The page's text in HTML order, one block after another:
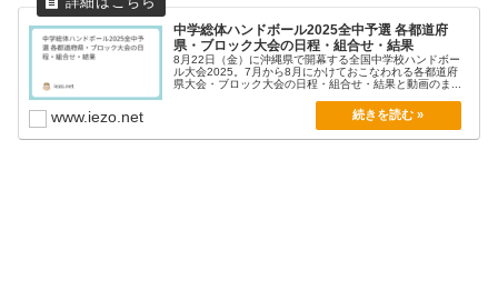
中学総体ハンドボール2025全中予選 各都道府
県・ブロック大会の日程・組合せ・結果
8月22日（金）に沖縄県で開幕する全国中学校ハンドボー
ル大会2025。7月から8月にかけておこなわれる各都道府
県大会・ブロック大会の日程・組合せ・結果と動画のま...
www.iezo.net